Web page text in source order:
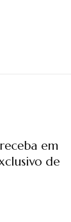
em
de